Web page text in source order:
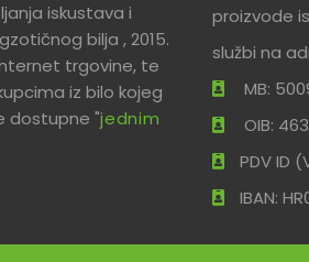
iskustava i
bilja , 2015.
trgovine, te
iz bilo kojeg
dostupne "jednim
proizvode
službi na
MB:
OIB:
PDV ID
IBAN: